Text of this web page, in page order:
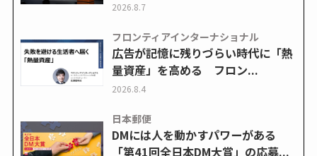
2026.8.7
フロンティアインターナショナル
広告が記憶に残りづらい時代に「熱
量資産」を高める フロン...
2026.8.4
日本郵便
DMには人を動かすパワーがある
「第41回全日本DM大賞」の応募...